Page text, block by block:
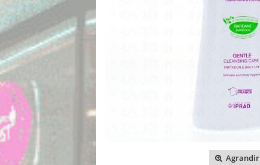
Agrandir